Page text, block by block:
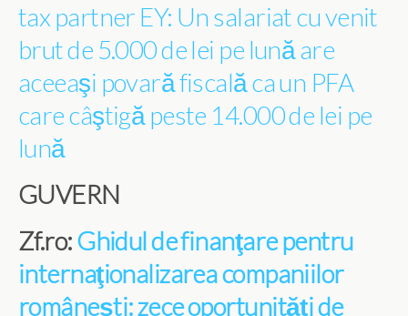
tax partner EY: Un salariat cu venit
brut de 5.000 de lei pe lună are
aceeaşi povară fiscală ca un PFA
care câştigă peste 14.000 de lei pe
lună
GUVERN
Zf.ro:Ghidul de finanţare pentru
internaţionalizarea companiilor
româneşti: zece oportunităţi de